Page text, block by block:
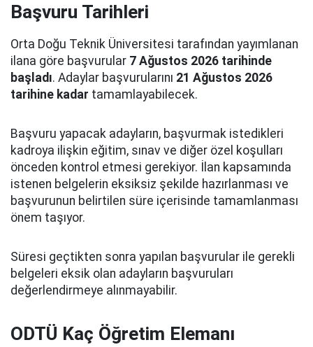
Başvuru Tarihleri
Orta Doğu Teknik Üniversitesi tarafından yayımlanan
ilana göre başvurular 7 Ağustos 2026 tarihinde
başladı. Adaylar başvurularını 21 Ağustos 2026
tarihine kadar tamamlayabilecek.
Başvuru yapacak adayların, başvurmak istedikleri
kadroya ilişkin eğitim, sınav ve diğer özel koşulları
önceden kontrol etmesi gerekiyor. İlan kapsamında
istenen belgelerin eksiksiz şekilde hazırlanması ve
başvurunun belirtilen süre içerisinde tamamlanması
önem taşıyor.
Süresi geçtikten sonra yapılan başvurular ile gerekli
belgeleri eksik olan adayların başvuruları
değerlendirmeye alınmayabilir.
ODTÜ Kaç Öğretim Elemanı